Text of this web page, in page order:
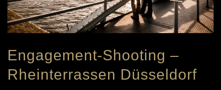
Engagement-Shooting –
Rheinterrassen Düsseldorf